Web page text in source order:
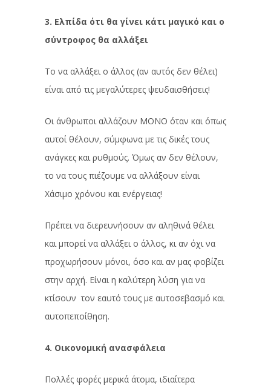
3. Ελπίδα ότι θα γίνει κάτι μαγικό και ο
σύντροφος θα αλλάξει
Το να αλλάξει ο άλλος (αν αυτός δεν θέλει)
είναι από τις μεγαλύτερες ψευδαισθήσεις!
Οι άνθρωποι αλλάζουν ΜΟΝΟ όταν και όπως
αυτοί θέλουν, σύμφωνα με τις δικές τους
ανάγκες και ρυθμούς. Όμως αν δεν θέλουν,
το να τους πιέζουμε να αλλάξουν είναι
Χάσιμο χρόνου και ενέργειας!
Πρέπει να διερευνήσουν αν αληθινά θέλει
και μπορεί να αλλάξει ο άλλος, κι αν όχι να
προχωρήσουν μόνοι, όσο και αν μας φοβίζει
στην αρχή. Είναι η καλύτερη λύση για να
κτίσουν τον εαυτό τους με αυτοσεβασμό και
αυτοπεποίθηση.
4. Οικονομική ανασφάλεια
Πολλές φορές μερικά άτομα, ιδιαίτερα